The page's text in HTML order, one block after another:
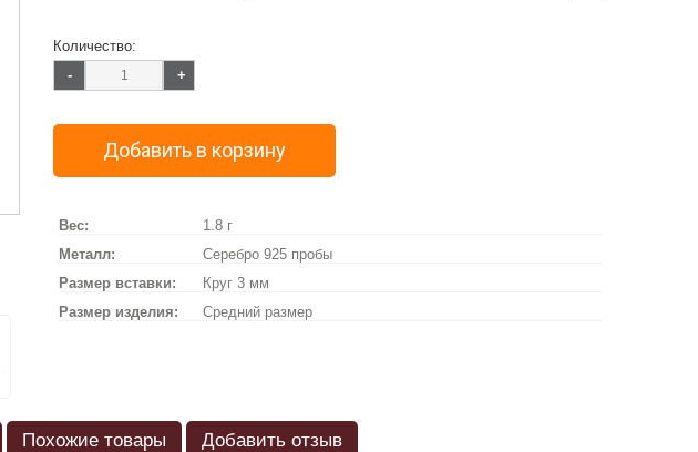
Количество:
-
+
Добавить в корзину
Вес:
1.8 г
Металл:
Серебро 925 пробы
Размер вставки:
Круг 3 мм
Размер изделия:
Средний размер
Похожие товары Добавить отзыв